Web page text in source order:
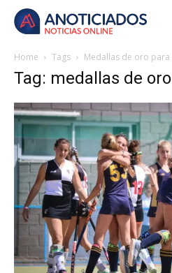
Home Tags Medallas de oro para
Tag: medallas de